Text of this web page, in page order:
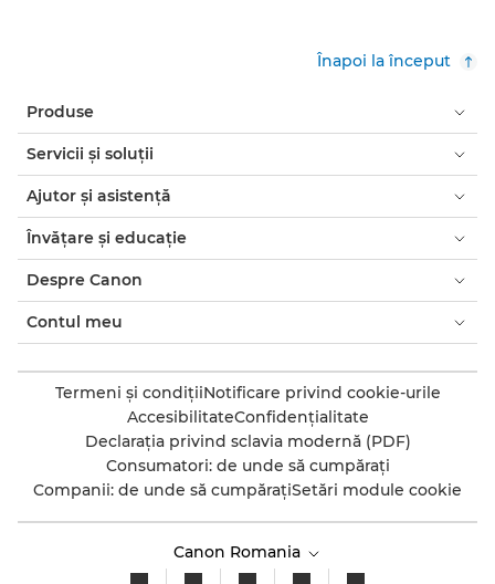
Înapoi la început
Produse
Servicii şi soluţii
Ajutor şi asistenţă
Învăţare şi educaţie
Despre Canon
Contul meu
Termeni şi condiţiiNotificare privind cookie-urile
AccesibilitateConfidenţialitate
Declaraţia privind sclavia modernă (PDF)
Consumatori: de unde să cumpăraţi
Companii: de unde să cumpăraţiSetări module cookie
Canon Romania